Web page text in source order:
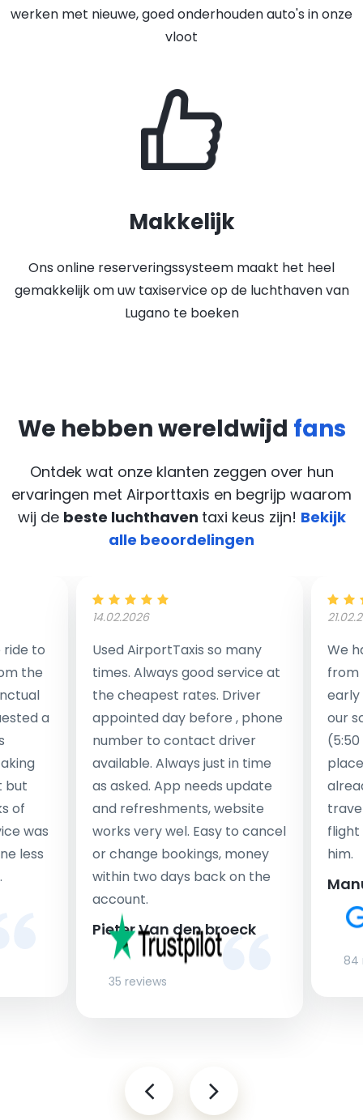
werken met nieuwe, goed onderhouden auto's in onze
vloot
Makkelijk
Ons online reserveringssysteem maakt het heel
gemakkelijk om uw taxiservice op de luchthaven van
Lugano te boeken
We hebben wereldwijd fans
Ontdek wat onze klanten zeggen over hun
ervaringen met Airporttaxis en begrijp waarom
wij de beste luchthaven taxi keus zijn! Bekijk
alle beoordelingen
to
the
a
but
of
was
less
14.02.2026
Used AirportTaxis so many
times. Always good service at
the cheapest rates. Driver
appointed day before , phone
number to contact driver
available. Always just in time
as asked. App needs update
and refreshments, website
works very wel. Easy to cancel
or change bookings, money
within two days back on the
account.
Pieter Van den broeck
35 reviews
We
from
early
our
flight
him.
84